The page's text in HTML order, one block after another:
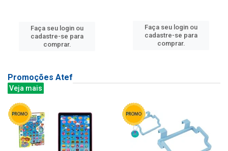
Faça seu login ou
cadastre-se para
comprar.
Faça seu login ou
cadastre-se para
comprar.
Promoções Atef
Veja mais